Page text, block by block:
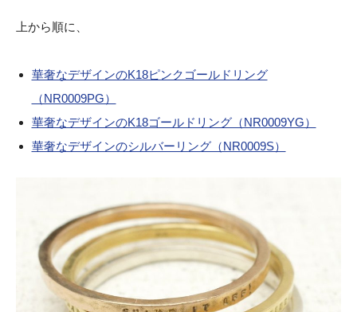
上から順に、
華奢なデザインのK18ピンクゴールドリング
（NR0009PG）
華奢なデザインのK18ゴールドリング（NR0009YG）
華奢なデザインのシルバーリング（NR0009S）